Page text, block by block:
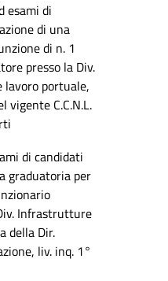
esami di
di una
di n. 1
presso la Div.
lavoro portuale,
vigente C.C.N.L.
di candidati
graduatoria per
Infrastrutture
della Dir.
liv. inq. 1°